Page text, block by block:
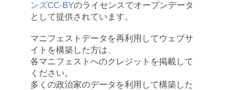
ンズCC-BYのライセンスでオープンデータ
として提供されています。
マニフェストデータを再利用してウェブサ
イトを構築した方は、
各マニフェストへのクレジットを掲載して
ください。
多くの政治家のデータを利用して構築した